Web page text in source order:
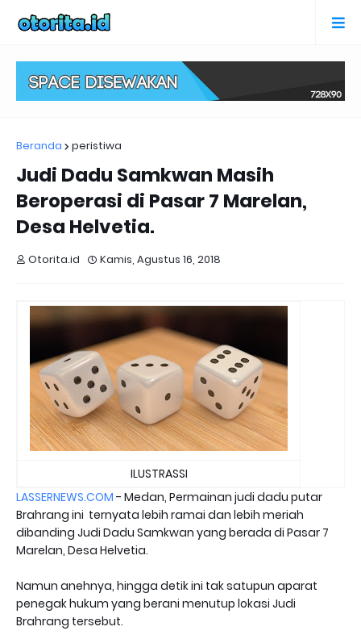
Beranda peristiwa
Judi Dadu Samkwan Masih
Beroperasi di Pasar 7 Marelan,
Desa Helvetia.
Otorita.id Kamis, Agustus 16, 2018
ILUSTRASSI
LASSERNEWS.COM - Medan, Permainan judi dadu putar
Brahrang ini ternyata lebih ramai dan lebih meriah
dibanding Judi Dadu Samkwan yang berada di Pasar 7
Marelan, Desa Helvetia.
Namun anehnya, hingga detik ini tak satupun aparat
penegak hukum yang berani menutup lokasi Judi
Brahrang tersebut.